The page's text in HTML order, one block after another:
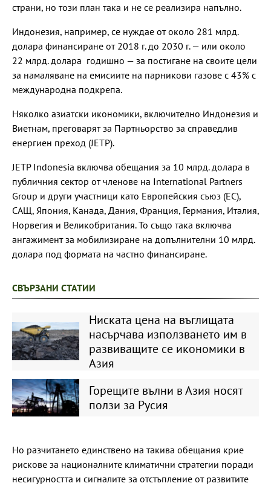
страни, но този план така и не се реализира напълно.
Индонезия, например, се нуждае от около 281 млрд.
долара финансиране от 2018 г. до 2030 г. — или около
22 млрд. долара годишно — за постигане на своите цели
за намаляване на емисиите на парникови газове с 43% с
международна подкрепа.
Няколко азиатски икономики, включително Индонезия и
Виетнам, преговарят за Партньорство за справедлив
енергиен преход (JETP).
JETP Indonesia включва обещания за 10 млрд. долара в
публичния сектор от членове на International Partners
Group и други участници като Европейския съюз (ЕС),
САЩ, Япония, Канада, Дания, Франция, Германия, Италия,
Норвегия и Великобритания. То също така включва
ангажимент за мобилизиране на допълнителни 10 млрд.
долара под формата на частно финансиране.
СВЪРЗАНИ СТАТИИ
Ниската цена на въглищата
насърчава използването им в
развиващите се икономики в
Азия
Горещите вълни в Азия носят
ползи за Русия
Но разчитането единствено на такива обещания крие
рискове за националните климатични стратегии поради
несигурността и сигналите за отстъпление от развитите